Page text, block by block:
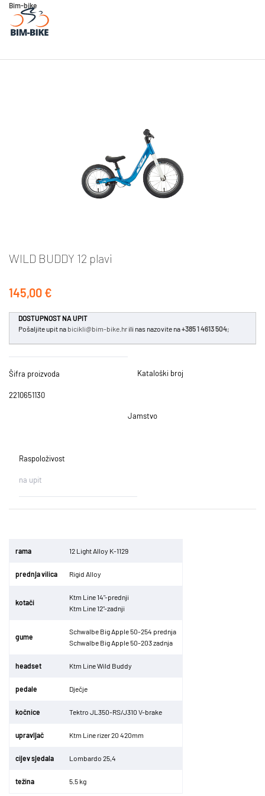
Bim-bike
WILD BUDDY 12 plavi
145,00 €
DOSTUPNOST NA UPIT
Pošaljite upit na bicikli@bim-bike.hr ili nas nazovite na+385 1 4613 504;
Šifra proizvoda
2210651130
Kataloški broj
Jamstvo
Raspoloživost
na upit
rama 12 Light Alloy K-1129
prednja vilica Rigid Alloy
kotači
Ktm Line 14"-prednji
Ktm Line 12"-zadnji
gume
Schwalbe Big Apple 50-254 prednja
Schwalbe Big Apple 50-203 zadnja
headset Ktm Line Wild Buddy
pedale Dječje
kočnice Tektro JL350-RS/J310 V-brake
upravljač Ktm Line rizer 20 420mm
cijev sjedala Lombardo 25,4
težina 5.5 kg